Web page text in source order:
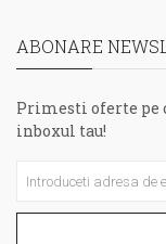
ABONARE
Primesti oferte pe
inboxul tau!